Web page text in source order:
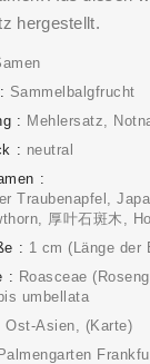
hergestellt.
Sammelbalgfrucht
Mehlersatz
neutral
Traubenapfel,
厚叶石斑木,
1 cm (Länge der
Roasceae
umbellata
Ost-Asien
(Karte)
Palmengarten